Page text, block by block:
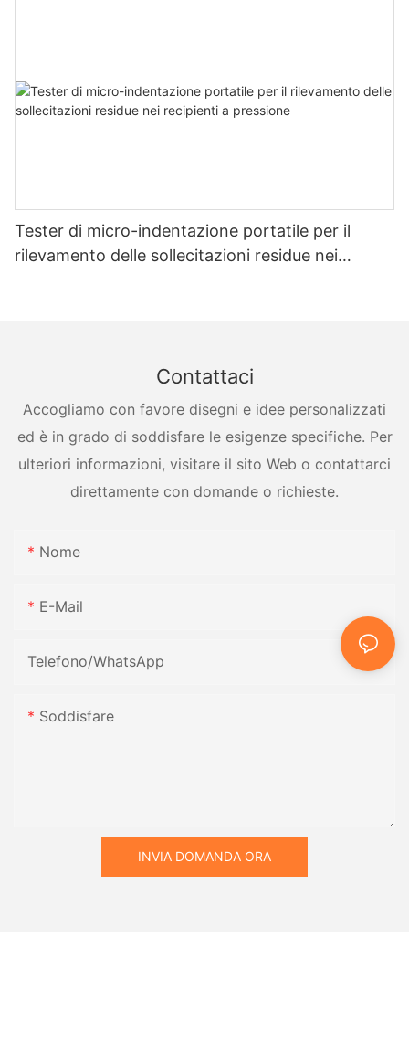
Tester di micro-indentazione portatile per il
rilevamento delle sollecitazioni residue nei
Contattaci
Accogliamo con favore disegni e idee personalizzati
ed è in grado di soddisfare le esigenze specifiche. Per
ulteriori informazioni, visitare il sito Web o contattarci
direttamente con domande o richieste.
Nome
E-Mail
Telefono/WhatsApp
Soddisfare
INVIA DOMANDA ORA